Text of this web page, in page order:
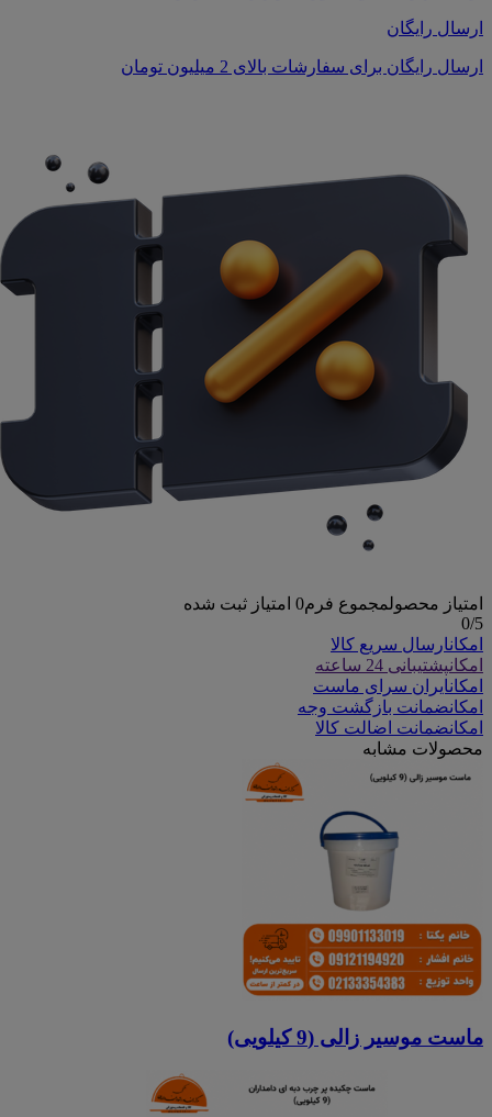
ارسال رایگان
ارسال رایگان برای سفارشات بالای 2 میلیون تومان
امتیاز محصولمجموع فرم0 امتیاز ثبت شده
0/5
امکانارسال سریع کالا
امکانپشتیبانی 24 ساعته
امکانایران سرای ماست
امکانضمانت بازگشت وجه
امکانضمانت اضالت کالا
محصولات مشابه
ماست موسیر زالی (9 کیلویی)